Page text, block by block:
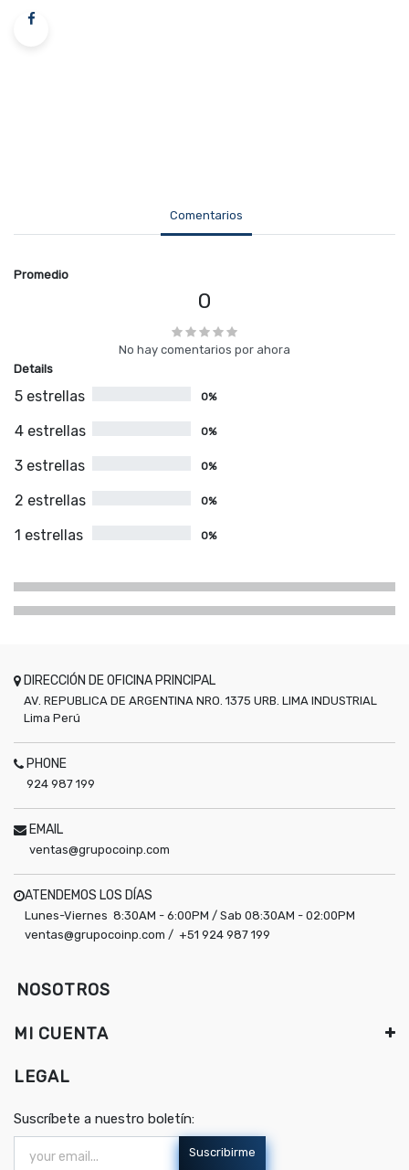
Comentarios
Promedio
0
No hay comentarios por ahora
Details
5 estrellas 0%
4 estrellas 0%
3 estrellas 0%
2 estrellas 0%
1 estrellas 0%
DIRECCIÓN DE OFICINA PRINCIPAL
AV. REPUBLICA DE ARGENTINA NRO. 1375 URB. LIMA INDUSTRIAL
Lima Perú
PHONE
924 987 199
EMAIL
ventas@grupocoinp.com
ATENDEMOS LOS DÍAS
Lunes-Viernes 8:30AM - 6:00PM / Sab 08:30AM - 02:00PM
ventas@grupocoinp.com / +51 924 987 199
NOSOTROS
MI CUENTA
LEGAL
Suscríbete a nuestro boletín:
Suscribirme